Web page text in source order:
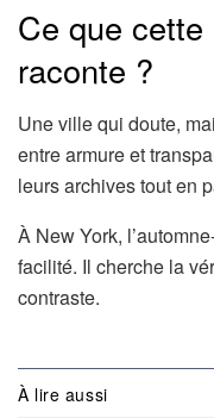
Ce que
raconte ?
Une ville qui doute,
entre armure et
leurs archives tout en
À New York,
facilité. Il cherche la
contraste.
À lire aussi